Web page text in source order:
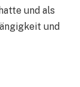
und als
und